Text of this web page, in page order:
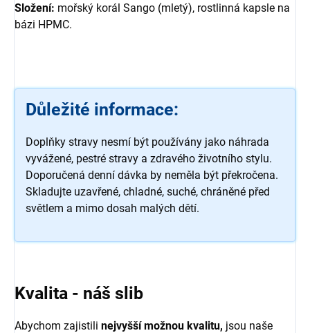
Složení: mořský korál Sango (mletý), rostlinná kapsle na
bázi HPMC.
Důležité informace:
Doplňky stravy nesmí být používány jako náhrada
vyvážené, pestré stravy a zdravého životního stylu.
Doporučená denní dávka by neměla být překročena.
Skladujte uzavřené, chladné, suché, chráněné před
světlem a mimo dosah malých dětí.
Kvalita - náš slib
Abychom zajistili nejvyšší možnou kvalitu, jsou naše